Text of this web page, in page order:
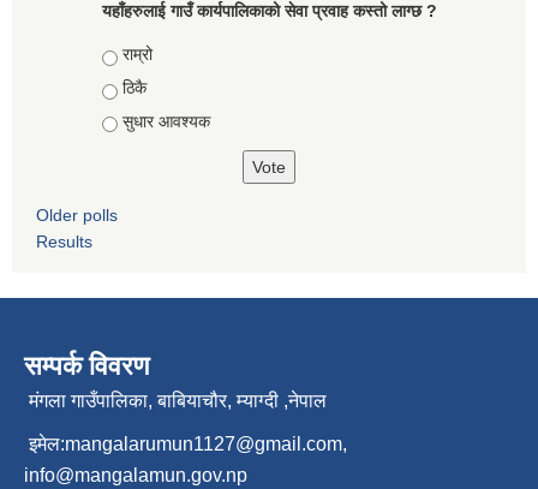
यहाँहरुलाई गाउँ कार्यपालिकाको सेवा प्रवाह कस्तो लाग्छ ?
Choices
राम्रो
ठिकै
सुधार आवश्यक
Older polls
Results
सम्पर्क विवरण
मंगला गाउँपालिका, बाबियाचौर, म्याग्दी ,नेपाल
इमेल:mangalarumun1127@gmail.com,
info@mangalamun.gov.np